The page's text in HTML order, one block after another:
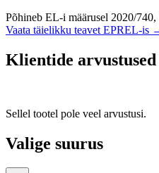
Põhineb EL-i määrusel 2020/740,
Vaata täielikku teavet EPREL-is
Klientide arvustused
Sellel tootel pole veel arvustusi.
Valige suurus